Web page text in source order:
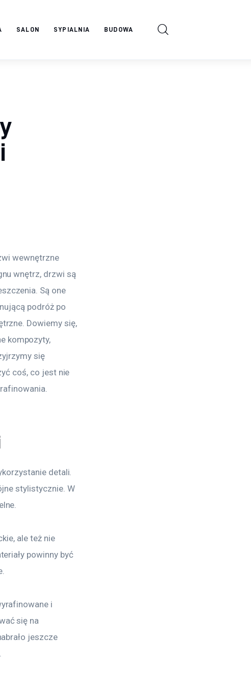
SALON SYPIALNIA BUDOWA
wewnętrzne
wnętrz, drzwi są
Są one
podróż po
Dowiemy się,
kompozyty,
się
coś, co jest nie
detali.
stylistycznie. W
ale też nie
powinny być
i
się na
jeszcze